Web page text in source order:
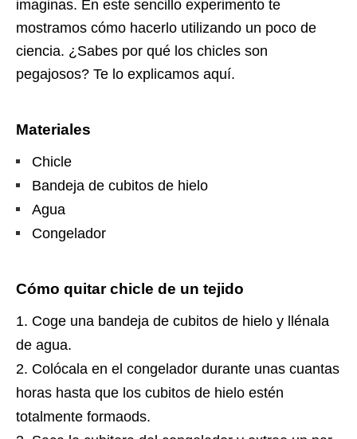
imaginas. En este sencillo experimento te
mostramos cómo hacerlo utilizando un poco de
ciencia. ¿Sabes por qué los chicles son
pegajosos? Te lo explicamos aquí.
Materiales
Chicle
Bandeja de cubitos de hielo
Agua
Congelador
Cómo quitar chicle de un tejido
Coge una bandeja de cubitos de hielo y llénala
de agua.
Colócala en el congelador durante unas cuantas
horas hasta que los cubitos de hielo estén
totalmente formaods.